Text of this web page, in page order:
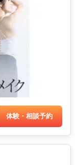
体験・相談予約